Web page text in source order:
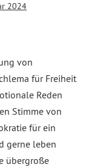
2024
von
für Freiheit
Reden
Stimme von
für ein
gerne leben
übergroße